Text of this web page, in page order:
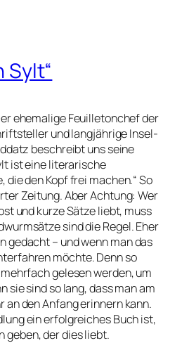
Sylt“
ehemalige Feuilletonchef der
und langjährige Insel-
beschreibt uns seine
ist eine literarische
die den Kopf frei machen.“ So
Zeitung. Aber Achtung: Wer
und kurze Sätze liebt, muss
sind die Regel. Eher
gedacht – und wenn man das
möchte. Denn so
gelesen werden, um
sie sind so lang, dass man am
an den Anfang erinnern kann.
ein erfolgreiches Buch ist,
geben, der dies liebt.